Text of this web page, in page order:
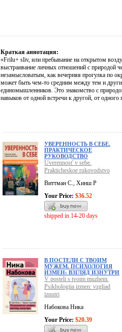
Краткая аннотация:
«Frilu+ sliv, или пребывание на открытом
выстраивание личных отношений с природой
незамысловатым, как вечерняя прогулка по
может быть чем-то средним между тем и
единомышленников. Это знакомство с
навыков от одной встречи к другой, от
УВЕРЕННОСТЬ В СЕБЕ.
ПРАКТИЧЕСКОЕ
РУКОВОДСТВО
Uverennost' v sebe.
Prakticheskoe rukovodstvo
Виттман С., Хинш Р
Your Price: $36.52
shipped in 14-20 days
В ПОСТЕЛИ С ТВОИМ
МУЖЕМ. ПСИХОЛОГИЯ
ИЗМЕН: ВЗГЛЯД ИЗНУТРИ
V posteli s tvoim muzhem.
Psikhologiia izmen: vzgliad
iznutri
Набокова Ника
Your Price: $20.39